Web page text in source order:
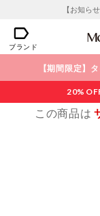
【お知ら
ブランド
【期間限定】
20%
この商品は